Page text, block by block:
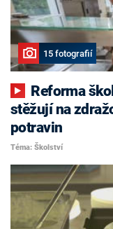
15 fotografií
stěžují na
potravin
Téma: Školství